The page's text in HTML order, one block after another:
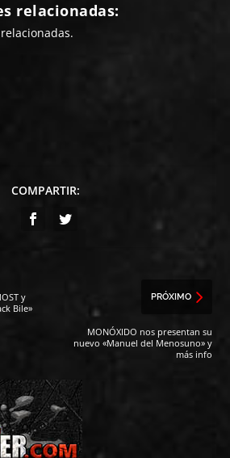
relacionadas:
COMPARTIR:
y
Bile»
PRÓXIMO
MONÓXIDO nos presentan su
nuevo «Manuel del Menosuno» y
más info